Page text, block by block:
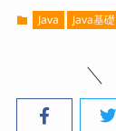
Java Java基礎